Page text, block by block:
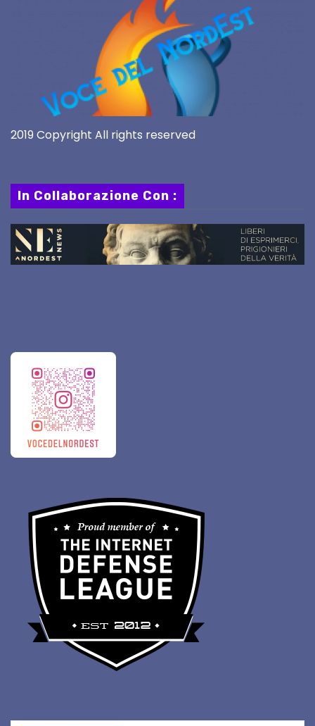
2019 Copyright All rights reserved
In Collaborazione Con :